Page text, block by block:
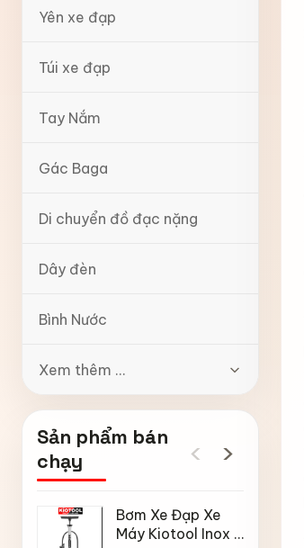
Yên xe đạp
Túi xe đạp
Tay Nắm
Gác Baga
Di chuyển đồ đạc nặng
Dây đèn
Bình Nước
Xem thêm ...
Sản phẩm bán
chạy
‹ ›
Bơm Xe Đạp Xe
Máy Kiotool Inox –